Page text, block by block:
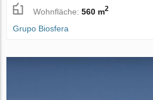
Wohnfläche:560 m2
Grupo Biosfera